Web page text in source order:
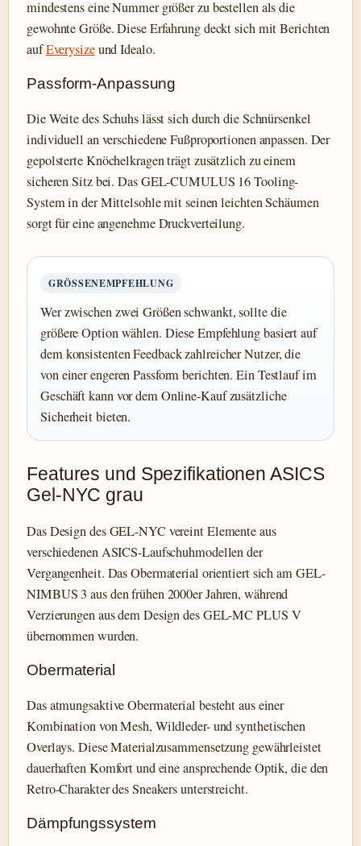
mindestens eine Nummer größer zu bestellen als die
gewohnte Größe. Diese Erfahrung deckt sich mit Berichten
aufEverysizeund Idealo.
Passform-Anpassung
Die Weite des Schuhs lässt sich durch die Schnürsenkel
individuell an verschiedene Fußproportionen anpassen. Der
gepolsterte Knöchelkragen trägt zusätzlich zu einem
sicheren Sitz bei. Das GEL-CUMULUS 16 Tooling-
System in der Mittelsohle mit seinen leichten Schäumen
sorgt für eine angenehme Druckverteilung.
GRÖSSENEMPFEHLUNG
Wer zwischen zwei Größen schwankt, sollte die
größere Option wählen. Diese Empfehlung basiert auf
dem konsistenten Feedback zahlreicher Nutzer, die
von einer engeren Passform berichten. Ein Testlauf im
Geschäft kann vor dem Online-Kauf zusätzliche
Sicherheit bieten.
Features und Spezifikationen ASICS
Gel-NYC grau
Das Design des GEL-NYC vereint Elemente aus
verschiedenen ASICS-Laufschuhmodellen der
Vergangenheit. Das Obermaterial orientiert sich am GEL-
NIMBUS 3 aus den frühen 2000er Jahren, während
Verzierungen aus dem Design des GEL-MC PLUS V
übernommen wurden.
Obermaterial
Das atmungsaktive Obermaterial besteht aus einer
Kombination von Mesh, Wildleder- und synthetischen
Overlays. Diese Materialzusammensetzung gewährleistet
dauerhaften Komfort und eine ansprechende Optik, die den
Retro-Charakter des Sneakers unterstreicht.
Dämpfungssystem